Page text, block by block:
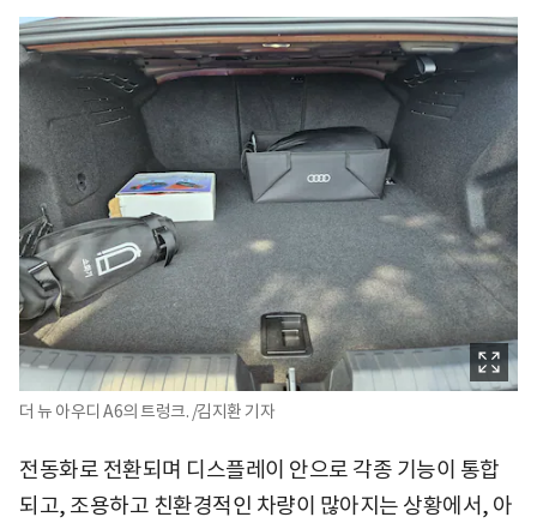
더 뉴 아우디 A6의 트렁크. /김지환 기자
전동화로 전환되며 디스플레이 안으로 각종 기능이 통합
되고, 조용하고 친환경적인 차량이 많아지는 상황에서, 아